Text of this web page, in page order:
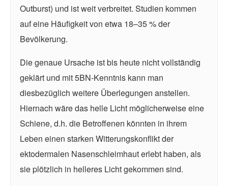
Outburst) und ist weit verbreitet. Studien kommen
auf eine Häufigkeit von etwa 18–35 % der
Bevölkerung.
Die genaue Ursache ist bis heute nicht vollständig
geklärt und mit 5BN-Kenntnis kann man
diesbezüglich weitere Überlegungen anstellen.
Hiernach wäre das helle Licht möglicherweise eine
Schiene, d.h. die Betroffenen könnten in ihrem
Leben einen starken Witterungskonflikt der
ektodermalen Nasenschleimhaut erlebt haben, als
sie plötzlich in helleres Licht gekommen sind.